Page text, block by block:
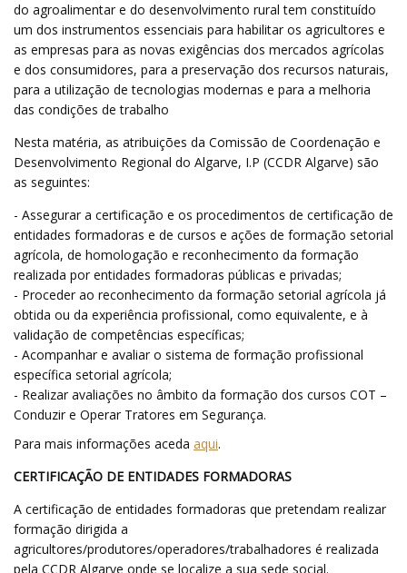
do agroalimentar e do desenvolvimento rural tem constituído
um dos instrumentos essenciais para habilitar os agricultores e
as empresas para as novas exigências dos mercados agrícolas
e dos consumidores, para a preservação dos recursos naturais,
para a utilização de tecnologias modernas e para a melhoria
das condições de trabalho
Nesta matéria, as atribuições da Comissão de Coordenação e
Desenvolvimento Regional do Algarve, I.P (CCDR Algarve) são
as seguintes:
- Assegurar a certificação e os procedimentos de certificação de
entidades formadoras e de cursos e ações de formação setorial
agrícola, de homologação e reconhecimento da formação
realizada por entidades formadoras públicas e privadas;
- Proceder ao reconhecimento da formação setorial agrícola já
obtida ou da experiência profissional, como equivalente, e à
validação de competências específicas;
- Acompanhar e avaliar o sistema de formação profissional
específica setorial agrícola;
- Realizar avaliações no âmbito da formação dos cursos COT –
Conduzir e Operar Tratores em Segurança.
Para mais informações aceda aqui.
CERTIFICAÇÃO DE ENTIDADES FORMADORAS
A certificação de entidades formadoras que pretendam realizar
formação dirigida a
agricultores/produtores/operadores/trabalhadores é realizada
pela CCDR Algarve onde se localize a sua sede social.